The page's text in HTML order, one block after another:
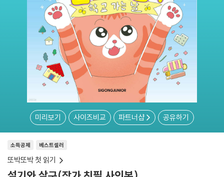
미리보기 사이즈비교 파트너샵 공유하기
소득공제 베스트셀러
또박또박 첫 읽기